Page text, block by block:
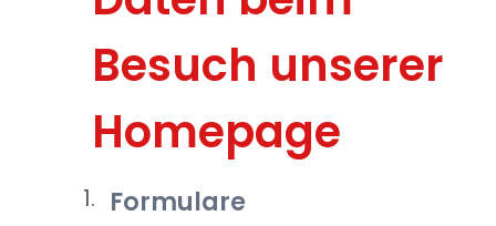
Besuch unserer
Homepage
Formulare